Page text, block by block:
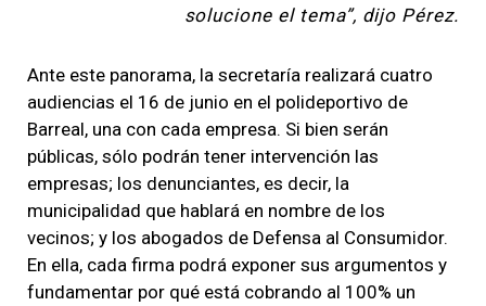
solucione el tema”, dijo Pérez.
Ante este panorama, la secretaría realizará cuatro
audiencias el 16 de junio en el polideportivo de
Barreal, una con cada empresa. Si bien serán
públicas, sólo podrán tener intervención las
empresas; los denunciantes, es decir, la
municipalidad que hablará en nombre de los
vecinos; y los abogados de Defensa al Consumidor.
En ella, cada firma podrá exponer sus argumentos y
fundamentar por qué está cobrando al 100% un